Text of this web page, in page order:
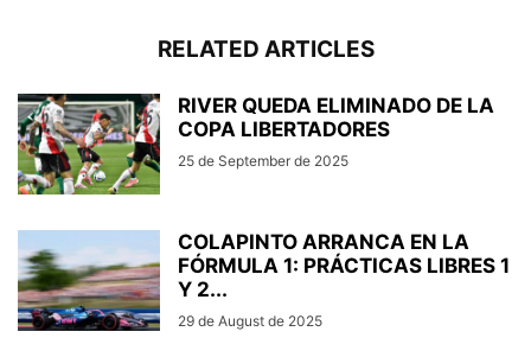
RELATED ARTICLES
RIVER QUEDA ELIMINADO DE LA
COPA LIBERTADORES
25 de September de 2025
COLAPINTO ARRANCA EN LA
FÓRMULA 1: PRÁCTICAS LIBRES 1
Y 2...
29 de August de 2025